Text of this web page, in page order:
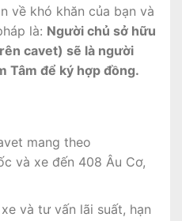
về khó khăn của bạn và
là: Người chủ sở hữu
cavet) sẽ là người
Tâm để ký hợp đồng.
mang theo
và xe đến 408 Âu Cơ,
và tư vấn lãi suất, hạn